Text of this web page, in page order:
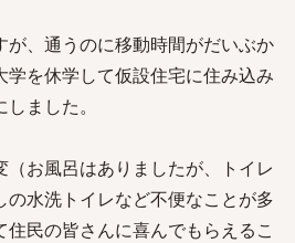
が、通うのに移動時間がだいぶか
を休学して仮設住宅に住み込み
ました。
お風呂はありましたが、トイレ
の水洗トイレなど不便なことが多
民の皆さんに喜んでもらえるこ